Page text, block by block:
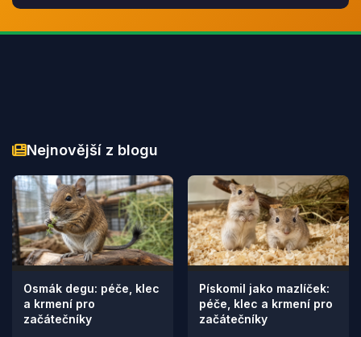
Nejnovější z blogu
Osmák degu: péče, klec
a krmení pro
začátečníky
Pískomil jako mazlíček:
péče, klec a krmení pro
začátečníky